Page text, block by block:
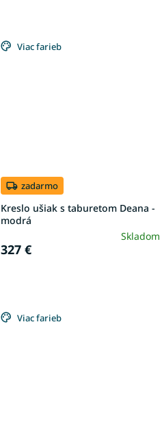
Viac farieb
zadarmo
Kreslo ušiak s taburetom Deana -
modrá
Skladom
327 €
Viac farieb